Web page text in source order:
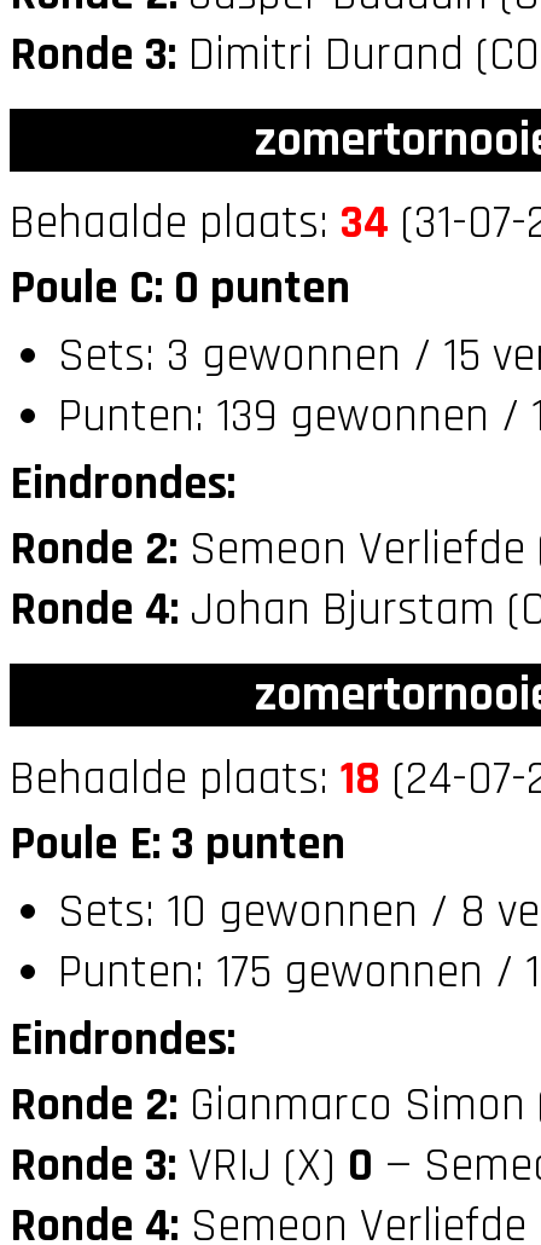
Ronde 3: Dimitri Durand
Behaalde plaats: 34 (31-
Poule C: 0 punten
Sets: 3 gewonnen / 15
Punten: 139 gewonnen /
Eindrondes:
Ronde 2: Semeon
Ronde 4: Johan Bjurstam
Behaalde plaats: 18 (24-
Poule E: 3 punten
Sets: 10 gewonnen / 8
Punten: 175 gewonnen /
Eindrondes:
Ronde 2: Gianmarco
Ronde 3: VRIJ (X) 0 —
Ronde 4: Semeon